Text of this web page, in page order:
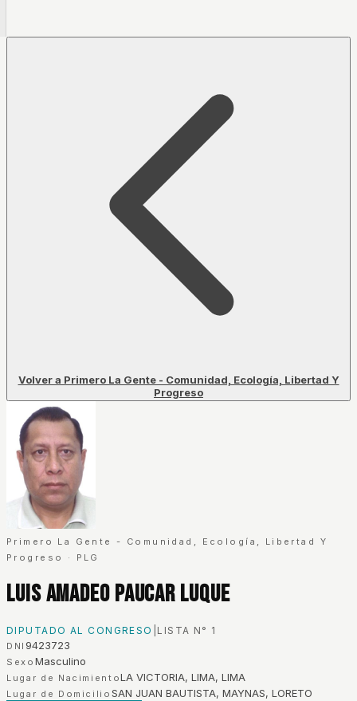
Volver a Primero La Gente - Comunidad, Ecología, Libertad Y
Progreso
Primero La Gente - Comunidad, Ecología, Libertad Y
Progreso
· PLG
Luis Amadeo Paucar Luque
DIPUTADO AL CONGRESO LISTA N° 1
DNI 9423723
Sexo Masculino
Lugar de NacimientoLA VICTORIA, LIMA, LIMA
Lugar de Domicilio SAN JUAN BAUTISTA, MAYNAS, LORETO